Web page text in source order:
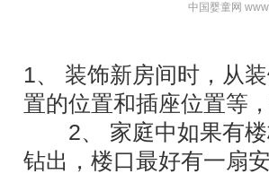
中国婴童网
1、 装饰新房间时，从
置的位置和插座位置等
2、 家庭中如果有楼
钻出，楼口最好有一扇安